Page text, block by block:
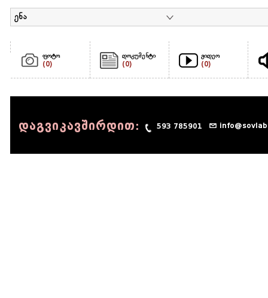
ენა
ფოტო
(0)
დოკუმენტი
(0)
ვიდეო
(0)
დაგვიკავშირდით: 593 785901